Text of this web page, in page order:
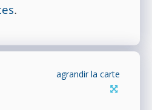
.
agrandir la carte